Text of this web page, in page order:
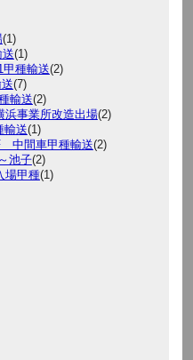
(1)
(1)
甲種輸送(2)
(7)
輸送(2)
浜事業所改造出場(2)
輸送(1)
中間車甲種輸送(2)
池子(2)
場甲種(1)